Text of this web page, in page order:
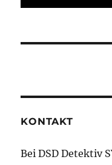
KONTAKT
Bei DSD Detektiv